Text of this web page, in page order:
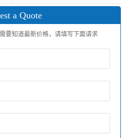
a Quote
要知道最新价格，请填写下面请求